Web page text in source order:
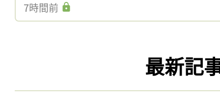
7時間前
最新記